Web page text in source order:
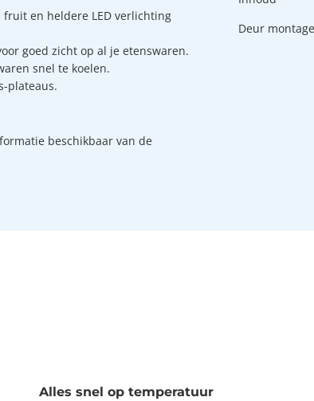
en heldere LED verlichting
goed zicht op al je etenswaren.
snel te koelen.
plateaus.
beschikbaar van de
Deur montage
Alles snel op temperatuur